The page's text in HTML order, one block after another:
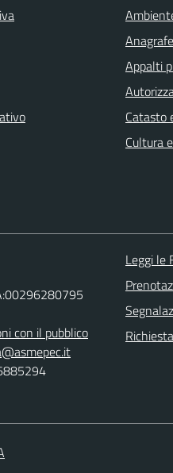
Appalti
Catasto
Cultura
con il pubblico
Leggi le